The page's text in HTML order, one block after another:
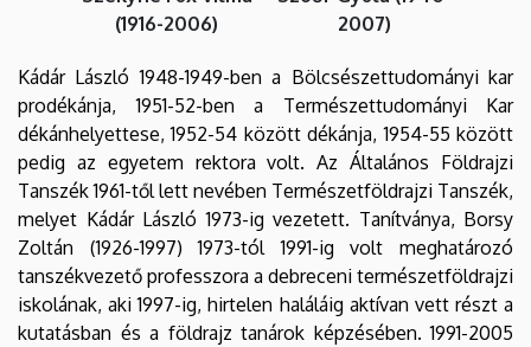
(1916-2006)
2007)
Kádár László 1948-1949-ben a Bölcsészettudományi kar
prodékánja, 1951-52-ben a Természettudományi Kar
dékánhelyettese, 1952-54 között dékánja, 1954-55 között
pedig az egyetem rektora volt. Az Általános Földrajzi
Tanszék 1961-től lett nevében Természetföldrajzi Tanszék,
melyet Kádár László 1973-ig vezetett. Tanítványa, Borsy
Zoltán (1926-1997) 1973-tól 1991-ig volt meghatározó
tanszékvezető professzora a debreceni természetföldrajzi
iskolának, aki 1997-ig, hirtelen haláláig aktívan vett részt a
kutatásban és a földrajz tanárok képzésében. 1991-2005